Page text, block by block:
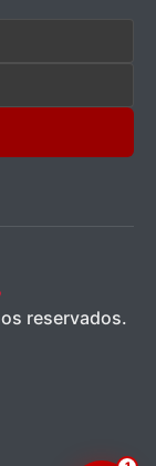
reservados.